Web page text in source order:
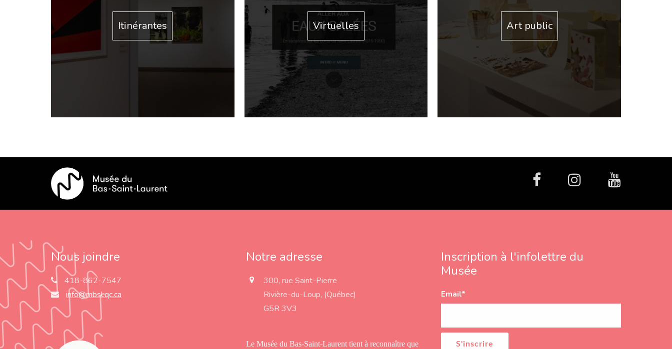
Itinérantes Virtuelles Art public
facebookInstagram
Nous joindre
418-862-7547
info@mbsl.qc.ca
Notre adresse
a
300, rue Saint-Pierre
Rivière-du-Loup, (Québec)
G5R 3V3
Le Musée du Bas-Saint-Laurent tient à reconnaître que
Inscription à l'infolettre du
Musée
Email*